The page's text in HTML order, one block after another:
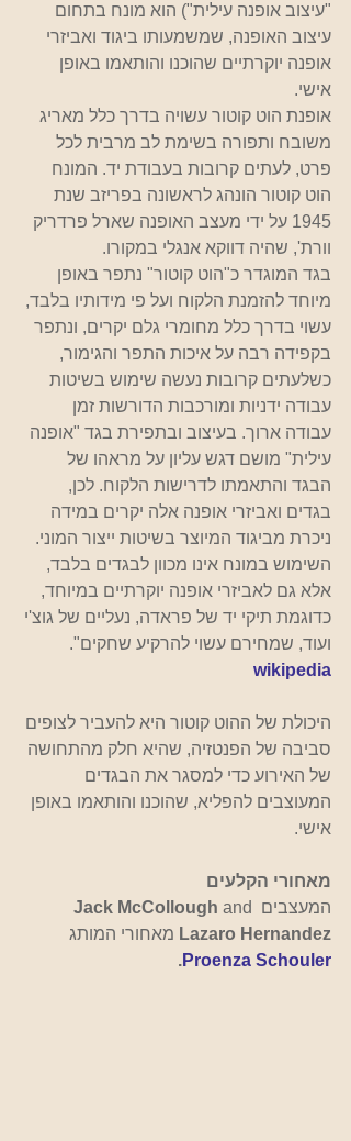
"עיצוב אופנה עילית") הוא מונח בתחום
עיצוב האופנה, שמשמעותו ביגוד ואביזרי
אופנה יוקרתיים שהוכנו והותאמו באופן
אישי.
אופנת הוט קוטור עשויה בדרך כלל מאריג
משובח ותפורה בשימת לב מרבית לכל
פרט, לעתים קרובות בעבודת יד. המונח
הוט קוטור הונהג לראשונה בפריזב שנת
1945 על ידי מעצב האופנה שארל פרדריק
וורת', שהיה דווקא אנגלי במקורו.
בגד המוגדר כ"הוט קוטור" נתפר באופן
מיוחד להזמנת הלקוח ועל פי מידותיו בלבד,
עשוי בדרך כלל מחומרי גלם יקרים, ונתפר
בקפידה רבה על איכות התפר והגימור,
כשלעתים קרובות נעשה שימוש בשיטות
עבודה ידניות ומורכבות הדורשות זמן
עבודה ארוך. בעיצוב ובתפירת בגד "אופנה
עילית" מושם דגש עליון על מראהו של
הבגד והתאמתו לדרישות הלקוח. לכן,
בגדים ואביזרי אופנה אלה יקרים במידה
ניכרת מביגוד המיוצר בשיטות ייצור המוני.
השימוש במונח אינו מכוון לבגדים בלבד,
אלא גם לאביזרי אופנה יוקרתיים במיוחד,
כדוגמת תיקי יד של פראדה, נעליים של גוצ'י
ועוד, שמחירם עשוי להרקיע שחקים".
wikipedia
היכולת של ההוט קוטור היא להעביר לצופים
סביבה של הפנטזיה, שהיא חלק מהתחושה
של האירוע כדי למסגר את הבגדים
המעוצבים להפליא, שהוכנו והותאמו באופן
אישי.
מאחורי הקלעים
המעצבים
Jack McCollough and
Lazaro Hernandez מאחורי המותג
Proenza Schouler
.